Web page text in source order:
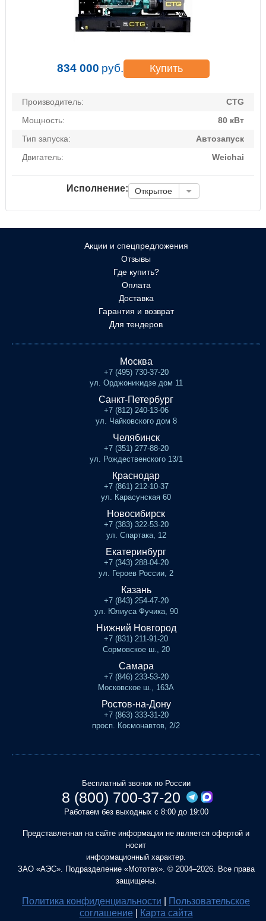
834 000 руб. Купить
Производитель:
CTG
Мощность:
80 кВт
Тип запуска:
Автозапуск
Двигатель:
Weichai
Исполнение: Открытое
Акции и спецпредложения
Отзывы
Где купить?
Оплата
Доставка
Гарантия и возврат
Для тендеров
Москва
+7 (495) 730-37-20
ул. Орджоникидзе дом 11
Санкт-Петербург
+7 (812) 240-13-06
ул. Чайковского дом 8
Челябинск
+7 (351) 277-88-20
ул. Рождественского 13/1
Краснодар
+7 (861) 212-10-37
ул. Карасунская 60
Новосибирск
+7 (383) 322-53-20
ул. Спартака, 12
Екатеринбург
+7 (343) 288-04-20
ул. Героев России, 2
Казань
+7 (843) 254-47-20
ул. Юлиуса Фучика, 90
Нижний Новгород
+7 (831) 211-91-20
Сормовское ш., 20
Самара
+7 (846) 233-53-20
Московское ш., 163А
Ростов-на-Дону
+7 (863) 333-31-20
просп. Космонавтов, 2/2
Бесплатный звонок по России
8 (800) 700-37-20
Работаем без выходных с 8:00 до 19:00
Представленная на сайте информация не является офертой и
носит
информационный характер.
ЗАО «АЭС». Подразделение «Мототех». © 2004–2026. Все права
защищены.
Политика конфиденциальности
Пользовательское
соглашение
Карта сайта